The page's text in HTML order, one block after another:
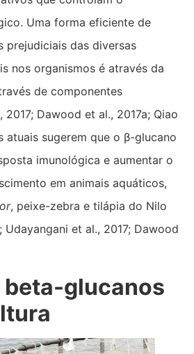
Uma forma eficiente de
prejudiciais das diversas
nos organismos é através da
de componentes
Dawood et al., 2017a; Qiao
atuais sugerem que o β-glucano
imunológica e aumentar o
em animais aquáticos,
, peixe-zebra e tilápia do Nilo
Udayangani et al., 2017; Dawood
beta-glucanos